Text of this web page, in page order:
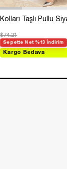
$74.21
Sepette Net %13 İndirim
Kargo Bedava